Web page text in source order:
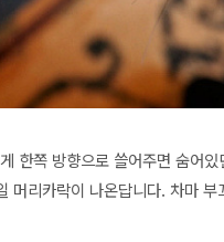
한쪽 방향으로 쓸어주면 숨어
머리카락이 나온답니다. 차마